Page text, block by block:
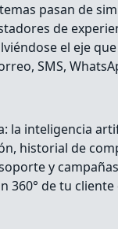
pasan de
de
el eje
SMS,
la inteligencia
historial de
y
360° de tu cliente